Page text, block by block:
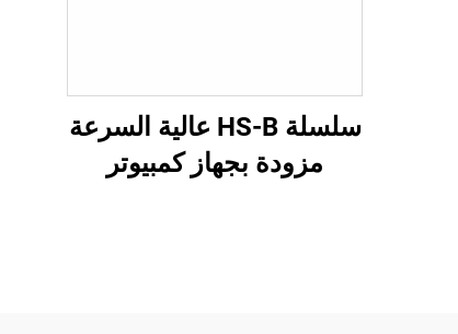
سلسلة HS-B عالية السرعة
مزودة بجهاز كمبيوتر